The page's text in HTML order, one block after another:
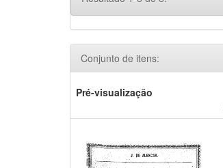
Conjunto de itens:
Pré-visualização